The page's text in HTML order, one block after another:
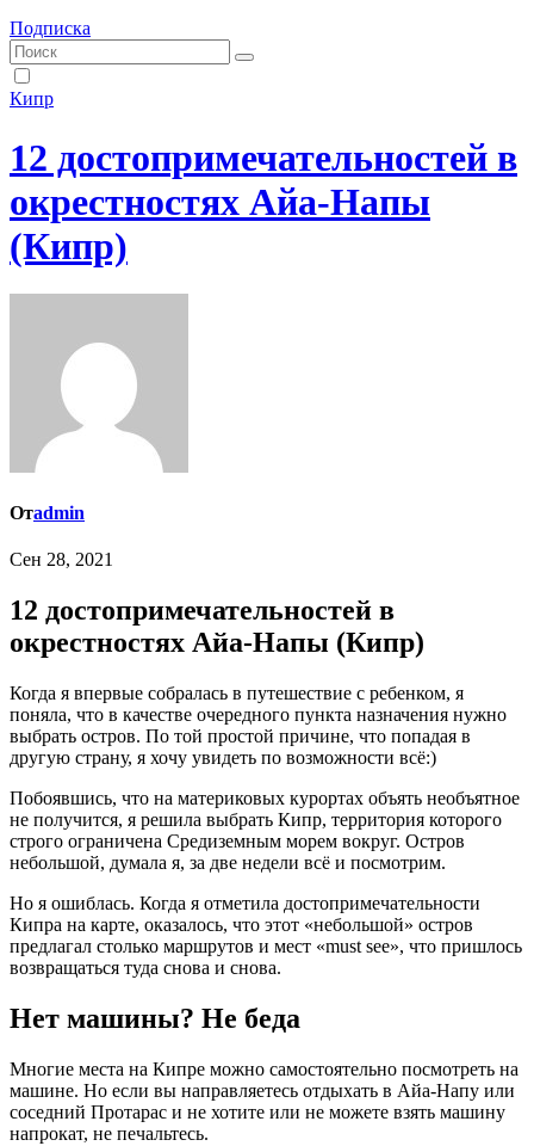
Подписка
Кипр
12 достопримечательностей в
окрестностях Айа-Напы
(Кипр)
Отadmin
Сен 28, 2021
12 достопримечательностей в
окрестностях Айа-Напы (Кипр)
Когда я впервые собралась в путешествие с ребенком, я
поняла, что в качестве очередного пункта назначения нужно
выбрать остров. По той простой причине, что попадая в
другую страну, я хочу увидеть по возможности всё:)
Побоявшись, что на материковых курортах объять необъятное
не получится, я решила выбрать Кипр, территория которого
строго ограничена Средиземным морем вокруг. Остров
небольшой, думала я, за две недели всё и посмотрим.
Но я ошиблась. Когда я отметила достопримечательности
Кипра на карте, оказалось, что этот «небольшой» остров
предлагал столько маршрутов и мест «must see», что пришлось
возвращаться туда снова и снова.
Нет машины? Не беда
Многие места на Кипре можно самостоятельно посмотреть на
машине. Но если вы направляетесь отдыхать в Айа-Напу или
соседний Протарас и не хотите или не можете взять машину
напрокат, не печальтесь.